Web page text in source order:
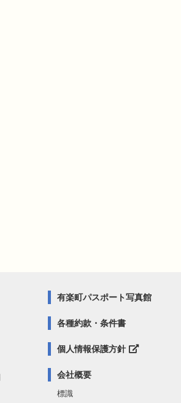
有楽町パスポート写真館
各種約款・条件書
個人情報保護方針
会社概要
標識